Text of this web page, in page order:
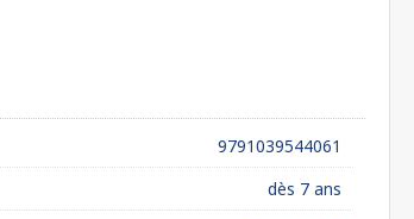
9791039544061
dès 7 ans